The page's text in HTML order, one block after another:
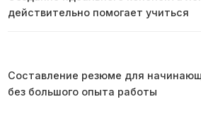
действительно помогает учиться
Составление резюме для
без большого опыта работы